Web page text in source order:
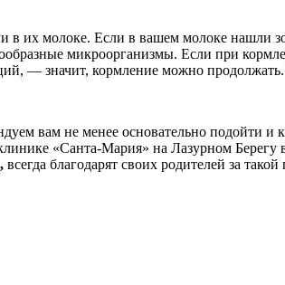
их молоке. Если в вашем молоке нашли
микроорганизмы. Если при
— значит, кормление можно
вам не менее основательно подойти и
«Санта-Мария» на Лазурном Берегу
всегда благодарят своих родителей за такой